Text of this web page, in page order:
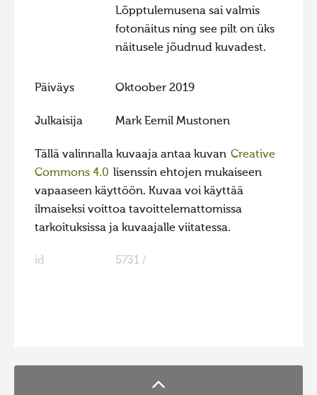
Lõpptulemusena sai valmis
fotonäitus ning see pilt on üks
näitusele jõudnud kuvadest.
Päiväys Oktoober 2019
Julkaisija Mark Eemil Mustonen
Tällä valinnalla kuvaaja antaa kuvan Creative
Commons 4.0 lisenssin ehtojen mukaiseen
vapaaseen käyttöön. Kuvaa voi käyttää
ilmaiseksi voittoa tavoittelemattomissa
tarkoituksissa ja kuvaajalle viitatessa.
id 5731 /